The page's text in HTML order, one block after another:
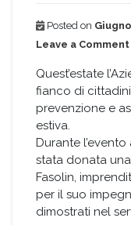
Posted on
Leave a Comment
Quest’estate
fianco di
prevenzione e
estiva.
Durante
stata donata
Fasolin,
per il suo
dimostrati nel